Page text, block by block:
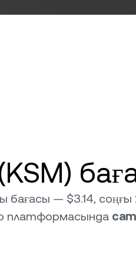
бағасы — $3.14,
платформасында